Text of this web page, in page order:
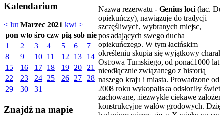
Kalendarium
< lut Marzec 2021 kwi >
pon wto śro czw pią sob nie
1
2 3 4 5 6
7
8
9 10 11 12 13
14
15
16 17 18 19 20
21
22
23 24 25 26 27
28
29
30 31
Znajdź na mapie
Nazwa rezerwatu - Genius loci (łac.
opiekuńczy), nawiązuje do tradycji
szczęśliwych, wybranych miejsc,
posiadających swego ducha
opiekuńczego. W tym łacińskim
określeniu skupia się wyjątkowy
Ostrowa Tumskiego, od ponad1000 lat
nieodłącznie związanego z historią
naszego kraju i miasta. Prowadzone od
2008 roku wykopaliska odsłoniły
zachowane, niezwykle ciekawe
konstrukcyjne wałów grodowych.